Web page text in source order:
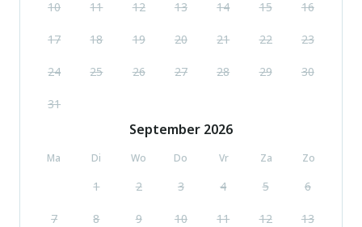
10 11 12 13 14 15 16
17 18 19 20 21 22 23
24 25 26 27 28 29 30
31
September 2026
Ma Di Wo Do Vr Za Zo
1 2 3 4 5 6
7 8 9 10 11 12 13